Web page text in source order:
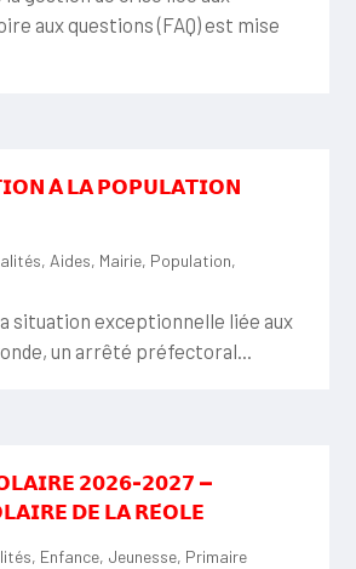
aux questions (FAQ) est mise
𝗔̀ 𝗟𝗔 𝗣𝗢𝗣𝗨𝗟𝗔𝗧𝗜𝗢𝗡
, Aides, Mairie, Population,
situation exceptionnelle liée aux
un arrêté préfectoral...
𝟮𝟬𝟮𝟲-𝟮𝟬𝟮𝟳 —
𝗗𝗘 𝗟𝗔 𝗥𝗘́𝗢𝗟𝗘
, Enfance, Jeunesse, Primaire